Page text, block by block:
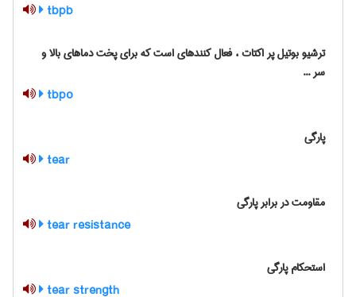
tbpb
ترشیو بوتیل پر اکتات ، فعال کننده‏ای است که برای پخت دماهای بالا و
سر ...
tbpo
پارگی
tear
مقاومت در برابر پارگی
tear resistance
استحکام پارگی
tear strength